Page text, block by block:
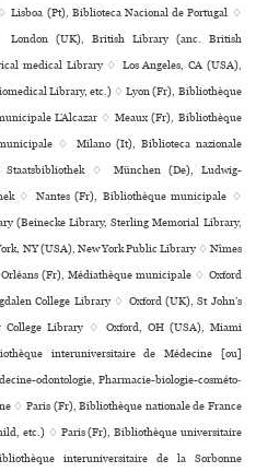
Lisboa (Pt), Biblioteca Nacional de Portugal ♢
London (UK), British Library (anc. British
medi­cal Library ♢ Los Angeles, CA (USA),
Library, etc.) ♢ Lyon (Fr), Bibliothèque
L’Alcazar ♢ Meaux (Fr), Bibliothèque
♢ Milano (It), Biblioteca nazio­nale
♢ München (De), Ludwig-
♢ Nantes (Fr), Bibliothèque muni­ci­pale ♢
(Beinecke Library, Sterling Memorial Library,
NY (USA), New York Public Library ♢ Nîmes
(Fr), Médiathèque muni­ci­pale ♢ Oxford
College Library ♢ Oxford (UK), St John’s
College Library ♢ Oxford, OH (USA), Miami
inte­ru­ni­ver­si­taire de Médecine [ou]
odon­to­lo­gie, Pharmacie-bio­lo­gie-cos­mé­to­
♢ Paris (Fr), Bibliothèque nationale de France
etc.) ♢ Paris (Fr), Bibliothèque uni­ver­si­taire
inte­ru­ni­ver­si­taire de la Sorbonne